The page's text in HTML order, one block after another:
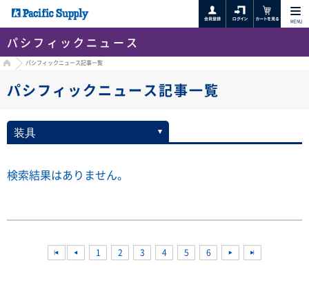
MENU
パシフィックニュース
HOMEパシフィックニュース記事一覧
パシフィックニュース記事一覧
検索結果はありません。
<< 1 2 3 4 5 6